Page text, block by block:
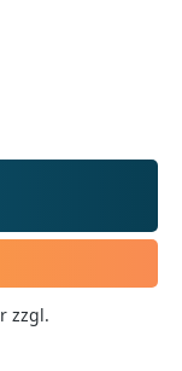
zzgl.